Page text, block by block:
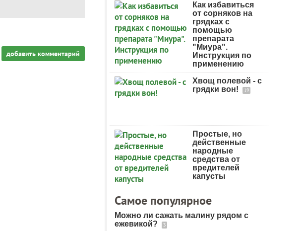
добавить комментарий
Как избавиться
от сорняков на
грядках с
помощью
препарата
"Миура".
Инструкция по
применению
Хвощ полевой - с
грядки вон!
19
Простые, но
действенные
народные
средства от
вредителей
капусты
Самое популярное
Можно ли сажать малину рядом с
ежевикой?
3